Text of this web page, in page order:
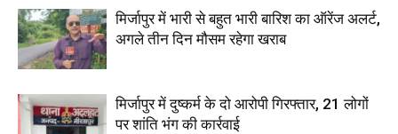
मिर्जापुर में भारी से बहुत भारी बारिश का ऑरेंज अलर्ट,
अगले तीन दिन मौसम रहेगा खराब
मिर्जापुर में दुष्कर्म के दो आरोपी गिरफ्तार, 21 लोगों
पर शांति भंग की कार्रवाई